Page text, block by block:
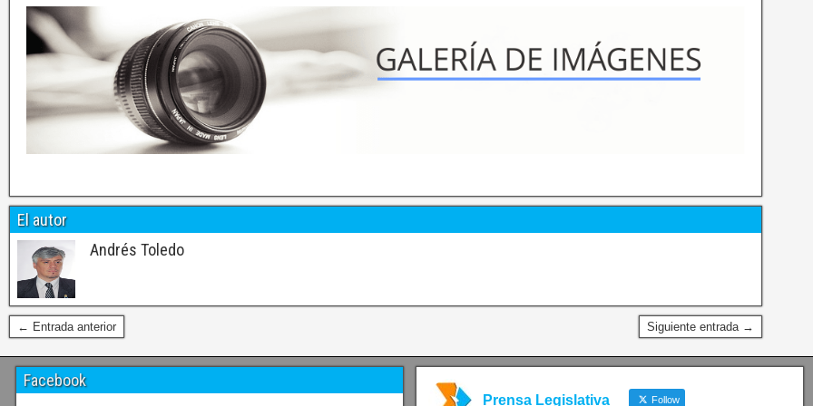
El autor
Andrés Toledo
← Entrada anterior Siguiente entrada →
Facebook
Prensa Legislativa Follow